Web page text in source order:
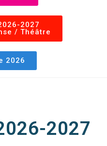
2027
/ Théâtre
2026
2027